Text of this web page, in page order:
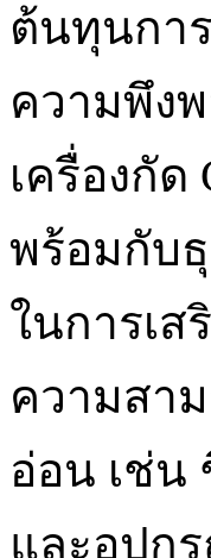
ต้นทุนกา
ความพึง
เครื่องกั
พร้อมกับ
ในการเ
ความสา
อ่อน เช่น
และอุปก